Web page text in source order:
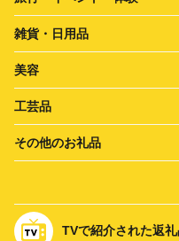
雑貨・日用品
美容
工芸品
その他のお礼品
TVで紹介された返